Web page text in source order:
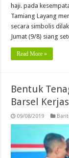
haji. pada
Tamiang Layang
secara simbolis
Jumat (9/8) siang
Read More »
Bentuk
Barsel
09/08/2019